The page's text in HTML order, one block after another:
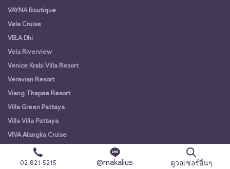
VAYNA Boutique
Vela Cruise
VELA Dhi
Vela Riverview
Venice Krabi Villa Resort
Veravian Resort
Viang Thapae Resort
Villa Green Pattaya
Villa Villa Pattaya
VIVA Alangka Cruise
VIVA Alangka Cruise
Vorona Resort
02-821-5215 @makalius ดูวอเชอร์อื่นๆ